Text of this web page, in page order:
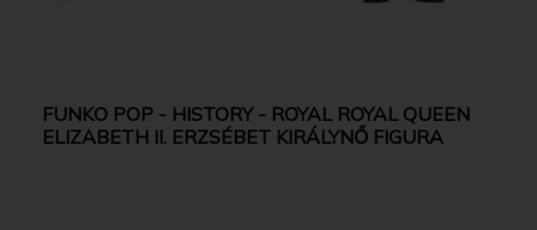
FUNKO POP - HISTORY - ROYAL ROYAL QUEEN
ELIZABETH II. ERZSÉBET KIRÁLYNŐ FIGURA